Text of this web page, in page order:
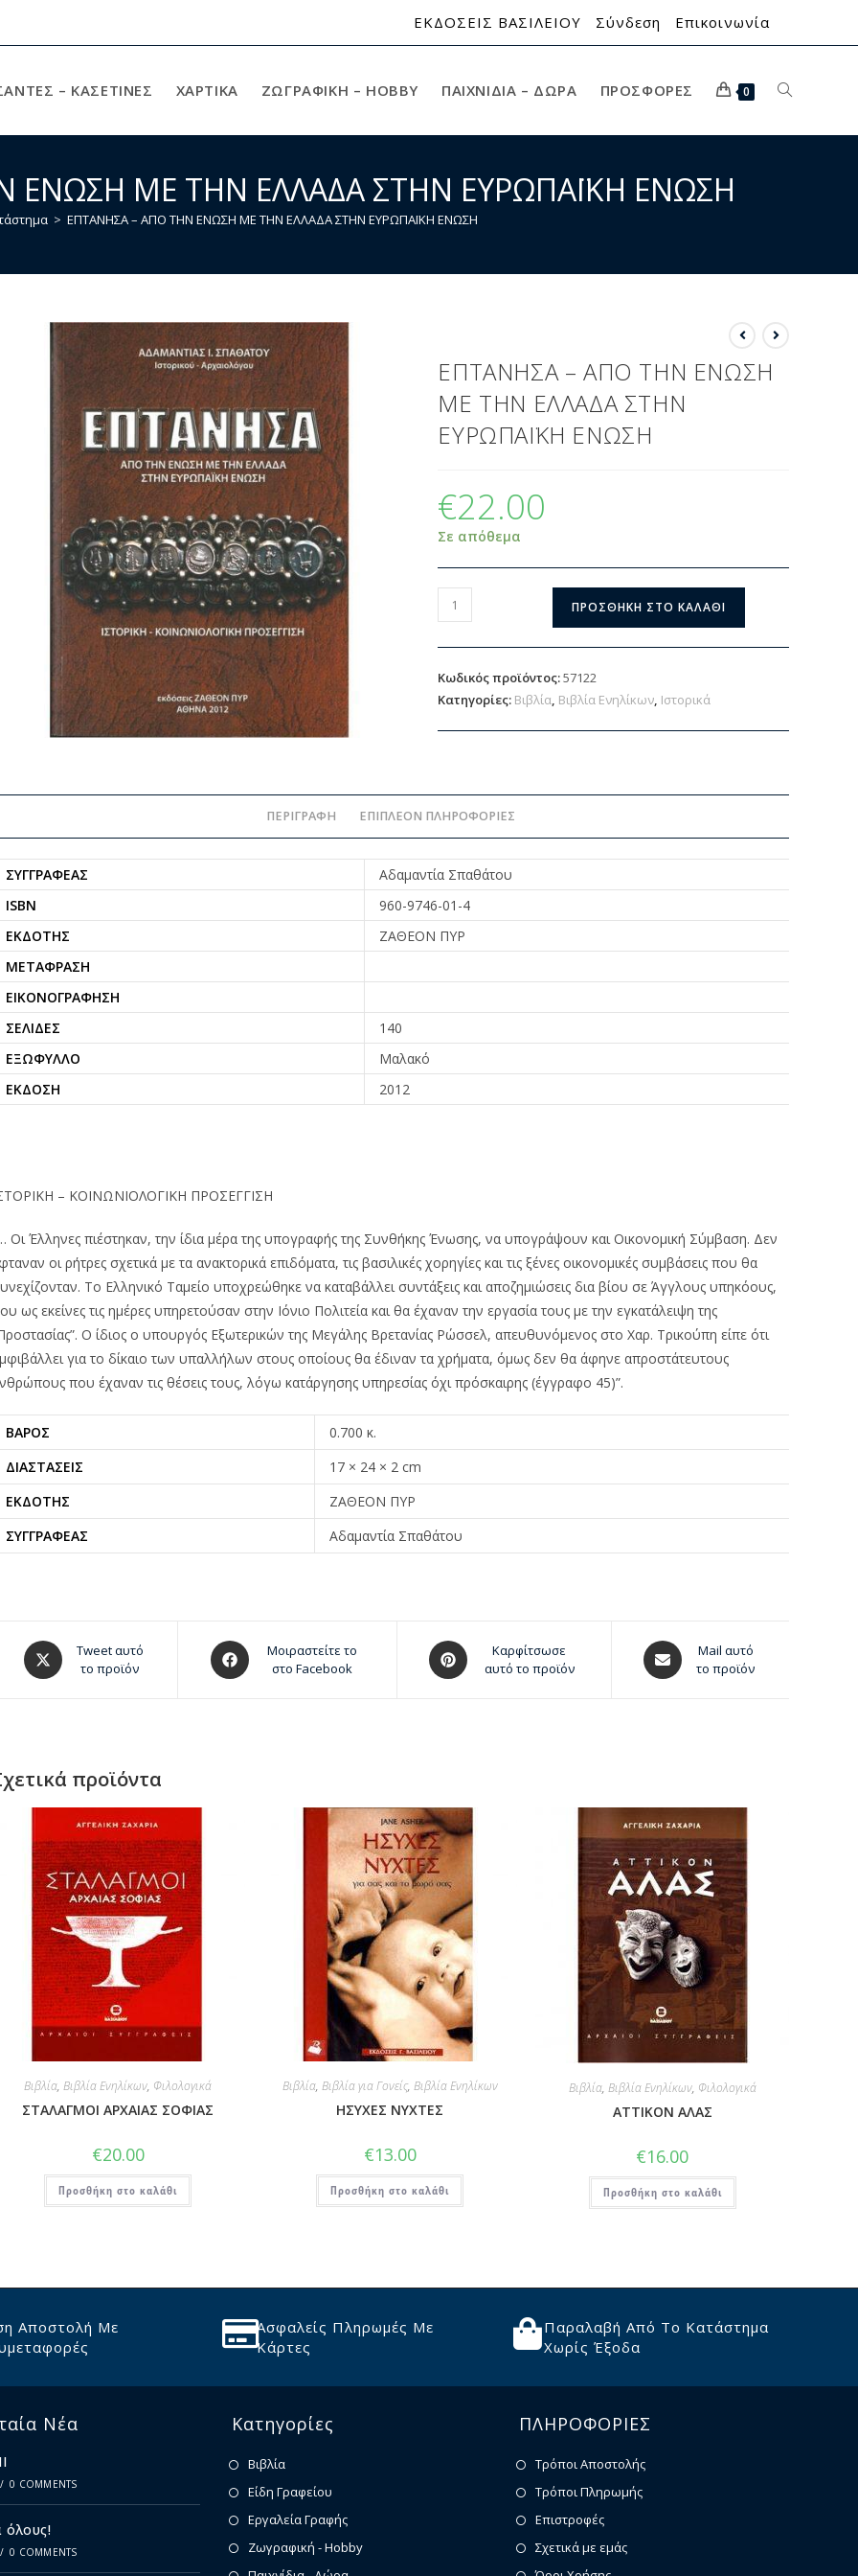
ΕΚΔΟΣΕΙΣ ΒΑΣΙΛΕΙΟΥ Σύνδεση Επικοινωνία
– ΚΑΣΕΤΙΝΕΣ ΧΑΡΤΙΚΆ ΖΩΓΡΑΦΙΚΉ – HOBBY ΠΑΙΧΝΊΔΙΑ – ΔΏΡΑ ΠΡΟΣΦΟΡΈΣ 0
ΕΝΩΣΗ ΜΕ ΤΗΝ ΕΛΛΑΔΑ ΣΤΗΝ ΕΥΡΩΠΑΪΚΗ ΕΝΩΣΗ
> ΕΠΤΑΝΗΣΑ – ΑΠΟ ΤΗΝ ΕΝΩΣΗ ΜΕ ΤΗΝ ΕΛΛΑΔΑ ΣΤΗΝ ΕΥΡΩΠΑΪΚΗ ΕΝΩΣΗ
ΕΠΤΑΝΗΣΑ – ΑΠΟ ΤΗΝ ΕΝΩΣΗ
ΜΕ ΤΗΝ ΕΛΛΑΔΑ ΣΤΗΝ
ΕΥΡΩΠΑΪΚΗ ΕΝΩΣΗ
€22.00
Σε απόθεμα
ΠΡΟΣΘΉΚΗ ΣΤΟ ΚΑΛΆΘΙ
Κωδικός προϊόντος:57122
Κατηγορίες: Βιβλία, Βιβλία Ενηλίκων, Ιστορικά
ΠΕΡΙΓΡΑΦΉ ΕΠΙΠΛΈΟΝ ΠΛΗΡΟΦΟΡΊΕΣ
ΣΥΓΓΡΑΦΈΑΣ
Αδαμαντία Σπαθάτου
ISBN
960-9746-01-4
ΕΚΔΌΤΗΣ
ΖΑΘΕΟΝ ΠΥΡ
ΜΕΤΆΦΡΑΣΗ
ΕΙΚΟΝΟΓΡΆΦΗΣΗ
ΣΕΛΊΔΕΣ
140
ΕΞΏΦΥΛΛΟ
Μαλακό
ΈΚΔΟΣΗ
2012
– ΚΟΙΝΩΝΙΟΛΟΓΙΚΗ ΠΡΟΣΕΓΓΙΣΗ
Οι Έλληνες πιέστηκαν, την ίδια μέρα της υπογραφής της Συνθήκης Ένωσης, να υπογράψουν και Οικονομική Σύμβαση. Δεν
οι ρήτρες σχετικά με τα ανακτορικά επιδόματα, τις βασιλικές χορηγίες και τις ξένες οικονομικές συμβάσεις που θα
Το Ελληνικό Ταμείο υποχρεώθηκε να καταβάλλει συντάξεις και αποζημιώσεις δια βίου σε Άγγλους υπηκόους,
ως εκείνες τις ημέρες υπηρετούσαν στην Ιόνιο Πολιτεία και θα έχαναν την εργασία τους με την εγκατάλειψη της
Ο ίδιος ο υπουργός Εξωτερικών της Μεγάλης Βρετανίας Ρώσσελ, απευθυνόμενος στο Χαρ. Τρικούπη είπε ότι
για το δίκαιο των υπαλλήλων στους οποίους θα έδιναν τα χρήματα, όμως δεν θα άφηνε απροστάτευτους
που έχαναν τις θέσεις τους, λόγω κατάργησης υπηρεσίας όχι πρόσκαιρης (έγγραφο 45)”.
ΒΆΡΟΣ
0.700 κ.
ΔΙΑΣΤΆΣΕΙΣ
17 × 24 × 2 cm
ΕΚΔΌΤΗΣ
ΖΑΘΕΟΝ ΠΥΡ
ΣΥΓΓΡΑΦΈΑΣ
Αδαμαντία Σπαθάτου
Tweet αυτό
το προϊόν
Μοιραστείτε το
στο Facebook
Καρφίτσωσε
αυτό το προϊόν
Mail αυτό
το προϊόν
προϊόντα
Βιβλία,Βιβλία Ενηλίκων, Φιλολογικά
ΣΤΑΛΑΓΜΟΙ ΑΡΧΑΙΑΣ ΣΟΦΙΑΣ
€20.00
Προσθήκη στο καλάθι
Βιβλία, Βιβλία για Γονείς, Βιβλία Ενηλίκων
ΗΣΥΧΕΣ ΝΥΧΤΕΣ
€13.00
Προσθήκη στο καλάθι
Βιβλία, Βιβλία Ενηλίκων, Φιλολογικά
ΑΤΤΙΚΟΝ ΑΛΑΣ
€16.00
Προσθήκη στο καλάθι
Αποστολή Με
Ασφαλείς Πληρωμές Με
Κάρτες
Παραλαβή Από Το Κατάστημα
Χωρίς Έξοδα
Νέα
/ 0 COMMENTS
όλους!
/ 0 COMMENTS
Κατηγορίες
Βιβλία
Είδη Γραφείου
Εργαλεία Γραφής
Ζωγραφική - Hobby
ΠΛΗΡΟΦΟΡΙΕΣ
Τρόποι Αποστολής
Τρόποι Πληρωμής
Επιστροφές
Σχετικά με εμάς